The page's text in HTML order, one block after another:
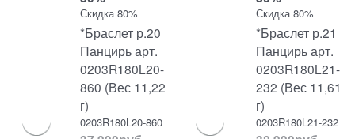
Скидка 80% Скидка 80%
*Браслет р.20
Панцирь арт.
0203R180L20-
860 (Вес 11,22
г)
0203R180L20-860
*Браслет р.21
Панцирь арт.
0203R180L21-
232 (Вес 11,61
г)
0203R180L21-232